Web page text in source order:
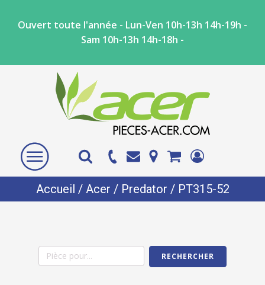
Ouvert toute l'année - Lun-Ven 10h-13h 14h-19h -
Sam 10h-13h 14h-18h -
Accueil / Acer / Predator / PT315-52
RECHERCHER